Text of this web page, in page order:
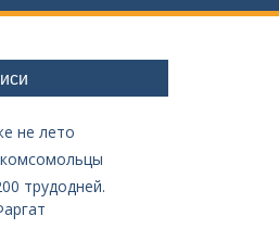
не лето
трудодней.